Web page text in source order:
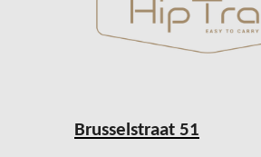
Brusselstraat 51